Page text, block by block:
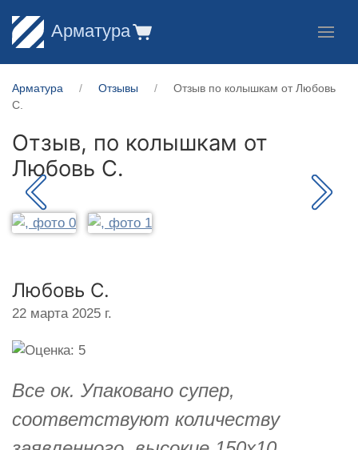
Арматура
Арматура Отзывы
Отзыв по колышкам от Любовь
С.
Отзыв, по колышкам от
Любовь С.
Любовь С.
22 марта 2025 г.
Все ок. Упаковано супер,
соответствуют количеству